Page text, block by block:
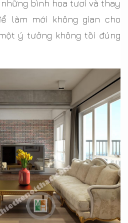
bình hoa tươi và thay
làm mới không gian cho
ý tưởng không tồi đúng